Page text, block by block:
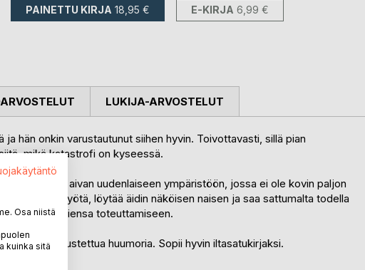
PAINETTU KIRJA 18,95 € E-KIRJA 6,99 €
ja hän onkin varustautunut siihen hyvin. Toivottavasti, sillä pian
mikä katastrofi on kyseessä.
isän luota aivan uudenlaiseen ympäristöön, jossa ei ole kovin paljon
tekemään työtä, löytää äidin näköisen naisen ja saa sattumalta todella
toteuttamiseen.
maustettua huumoria. Sopii hyvin iltasatukirjaksi.
LUKIJA-ARVOSTELUT
Osa niistä
kuinka sitä